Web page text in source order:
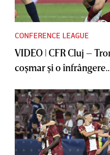
CONFERENCE LEAGUE
VIDEO | CFR Cluj –
coşmar şi o